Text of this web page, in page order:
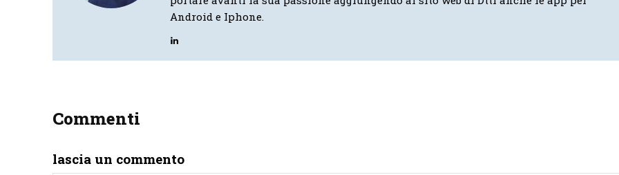
Android e Iphone.
Commenti
lascia un commento